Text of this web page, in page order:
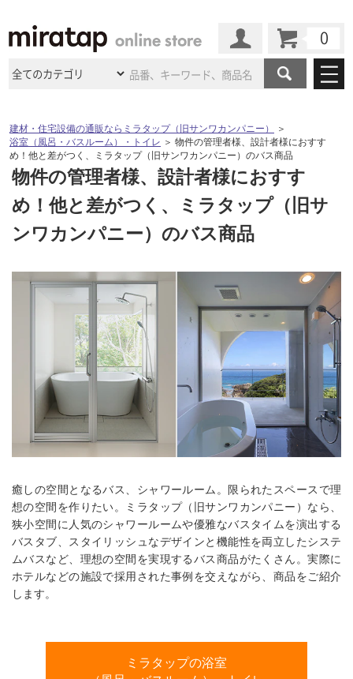
商品カテゴリ
洗面所・水回り タイル
キッチン 浴室（風呂・バスルー
ム）・トイレ
ドア（扉）・ 建具・玄関
ウッドデッキ フローリング・
インテリア・ 家具
照明 ペット用品
内装用建材 パネル・壁材
ロートアイアン 天然石・石材
メンテナンス・施工材 新商品
施工事例
施工事例 法人案件納入事例
ミラタップのあるくらし お客様訪問インタビュー
店舗・施設事例
ショールーム
ショールームの ご案内 東京ショールーム
ショールーム 京都ショールーム
ショールーム 札幌スマートショールー
横浜スマート
ショールー
ウェルビーみのおHDC
ご利用ガイド 初めての方へ
よくある質問 お問い合わせ
修理お問い合わせ クレーム公開
説明書・図面検索 水まわり 3年保証
お役立ち情報 住まいのスタイリング
ミラタップチャンネル
オンライン相談
その他サービス
ミラタップと創る家
工事会社紹介 Coziコンシ
ェルジュ
自分らしい家づくり
SUVACO
最高のリノベ会社が
みつ
かる リノベりす
建材・住宅設備の通販ならミラタップ（旧サンワカンパニー）
＞
浴室（風呂・バスルーム）・トイレ ＞ 物件の管理者様、設計者様におすす
め！他と差がつく、ミラタップ（旧サンワカンパニー）のバス商品
物件の管理者様、設計者様におすす
め！他と差がつく、ミラタップ（旧サ
ンワカンパニー）のバス商品
癒しの空間となるバス、シャワールーム。限られたスペースで理
想の空間を作りたい。ミラタップ（旧サンワカンパニー）なら、
狭小空間に人気のシャワールームや優雅なバスタイムを演出する
バスタブ、スタイリッシュなデザインと機能性を両立したシステ
ムバスなど、理想の空間を実現するバス商品がたくさん。実際に
ホテルなどの施設で採用された事例を交えながら、商品をご紹介
します。
ミラタップの浴室